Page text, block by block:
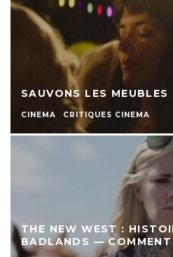
SAUVONS LES
CINEMA CRITIQUES CINEMA
THE NEW WEST :
BADLANDS — COMMENT